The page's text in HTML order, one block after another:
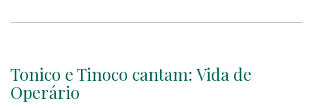
Tonico e Tinoco cantam: Vida de
Operário